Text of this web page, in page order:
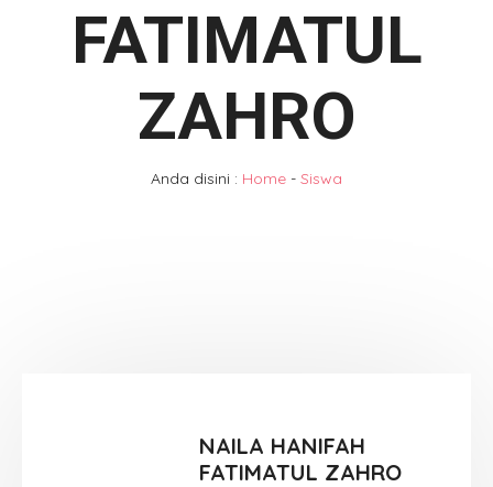
FATIMATUL
ZAHRO
Anda disini : Home - Siswa
NAILA HANIFAH
FATIMATUL ZAHRO